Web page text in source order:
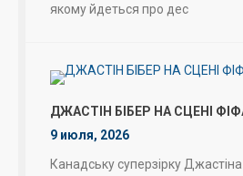
якому йдеться про дес
ДЖАСТІН БІБЕР НА СЦЕНІ
9 июля, 2026
Канадську суперзірку